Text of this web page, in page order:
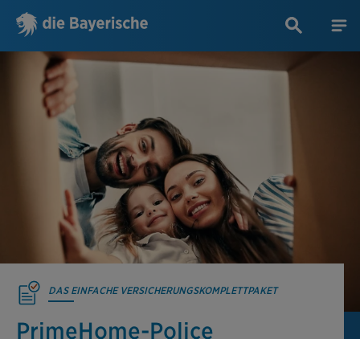
DAS EINFACHE VERSICHERUNGSKOMPLETTPAKET
PrimeHome-Police